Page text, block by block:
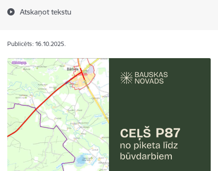
Atskaņot tekstu
Publicēts: 16.10.2025.